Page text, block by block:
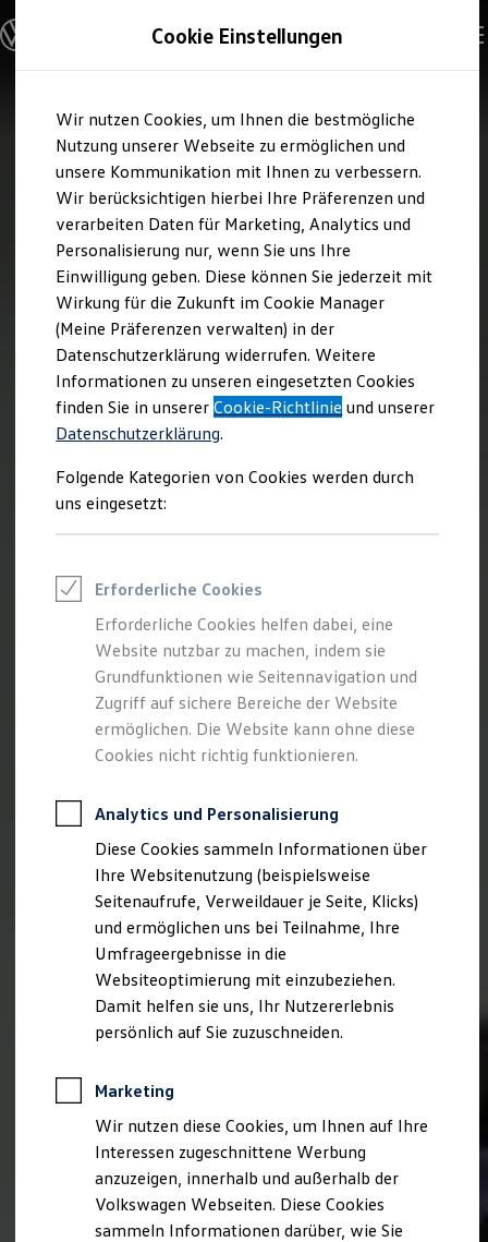
Hauptinhalt
springen
Footer
springen
Modelle und Konfigurator
Konfigurator
Modelle vergleichen
Elektroautos
ENERGY Sondermodelle
Nutzfahrzeuge
SUV und CUV
Familienautos
Kombis
Kompaktwagen
Sportwagen
Schnell verfügbare Fahrzeuge
Angebote und Produkte
Aktuelle Angebote
E-Auto-Förderung
Volkswagen Marktplatz
Die ENERGY Sondermodelle
Junge Gebrauchtwagen und Gebrauchtwagen
Volkswagen Zertifizierte Gebrauchtwagen
Elektromobilität bei Gebrauchtwagen
Saisonangebote
Reifenpakete
Leasing
Leasing-Angebote
Elektroauto Leasing
Kleinwagen-Leasing
Leasing ohne Anzahlung
Finanzierung
Autokredit mit Schlussrate
Versicherungen und Garantien
Kfz-Versicherung
Restschuldversicherungen
Garantien
Professional Class bei Volkswagen
Behörden
Direktkunden
Sonderfahrzeuge
Anpfiff zum Gewinn
Elektromobilität
Elektroautos
ID. Tutorials
Elektrofahrzeugkonzepte
ID. EVERY1
Reichweite
Rekuperation
Laden unterwegs
Laden Zuhause
Ladestationen finden
Ladezeitensimulator
Batterie
Sicherheit
Cookie Einstellungen
Wir nutzen Cookies, um Ihnen die bestmögliche
Nutzung unserer Webseite zu ermöglichen und
unsere Kommunikation mit Ihnen zu verbessern.
Wir berücksichtigen hierbei Ihre Präferenzen und
verarbeiten Daten für Marketing, Analytics und
Personalisierung nur, wenn Sie uns Ihre
Einwilligung geben. Diese können Sie jederzeit mit
Wirkung für die Zukunft im Cookie Manager
(Meine Präferenzen verwalten) in der
Datenschutzerklärung widerrufen. Weitere
Informationen zu unseren eingesetzten Cookies
finden Sie in unsererCookie-Richtlinie und unserer
Datenschutzerklärung.
Folgende Kategorien von Cookies werden durch
uns eingesetzt:
Erforderliche Cookies
Erforderliche Cookies helfen dabei, eine
Website nutzbar zu machen, indem sie
Grundfunktionen wie Seitennavigation und
Zugriff auf sichere Bereiche der Website
ermöglichen. Die Website kann ohne diese
Cookies nicht richtig funktionieren.
Analytics und Personalisierung
Diese Cookies sammeln Informationen über
Ihre Websitenutzung (beispielsweise
Seitenaufrufe, Verweildauer je Seite, Klicks)
und ermöglichen uns bei Teilnahme, Ihre
Umfrageergebnisse in die
Websiteoptimierung mit einzubeziehen.
Damit helfen sie uns, Ihr Nutzererlebnis
persönlich auf Sie zuzuschneiden.
Marketing
Wir nutzen diese Cookies, um Ihnen auf Ihre
Interessen zugeschnittene Werbung
anzuzeigen, innerhalb und außerhalb der
Volkswagen Webseiten. Diese Cookies
sammeln Informationen darüber, wie Sie